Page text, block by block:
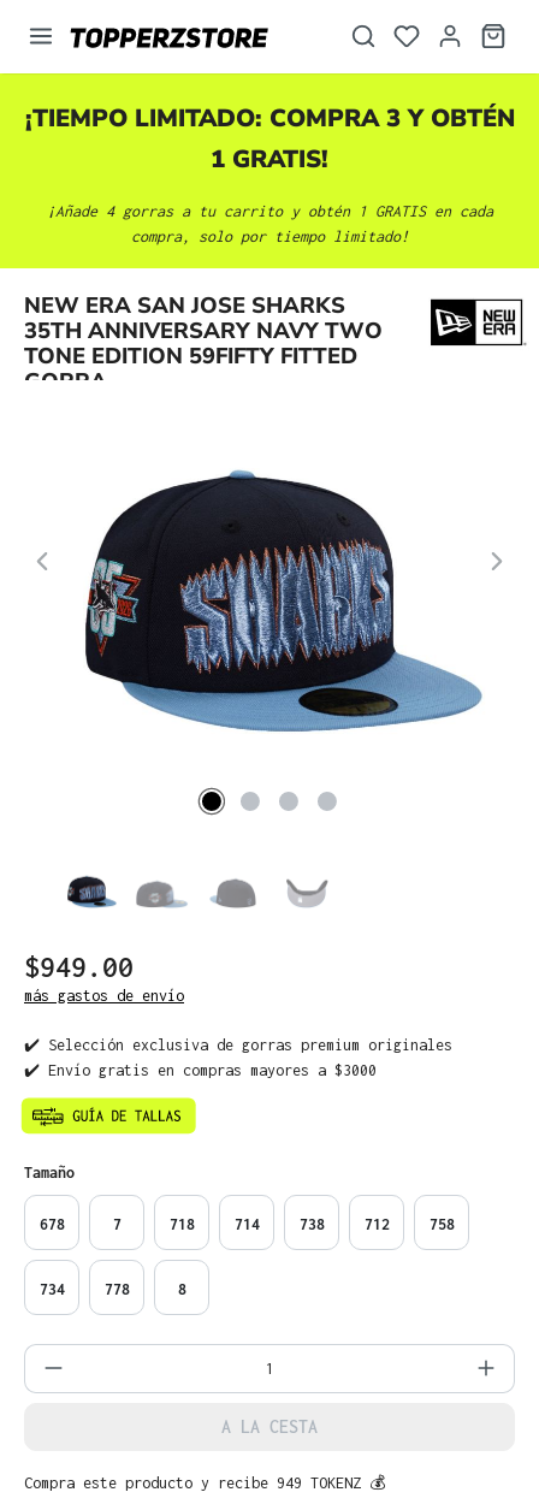
principal
¡TIEMPO LIMITADO: COMPRA 3 Y OBTÉN
1 GRATIS!
¡Añade 4 gorras a tu carrito y obtén 1 GRATIS en cada
compra, solo por tiempo limitado!
NEW ERA SAN JOSE SHARKS
35TH ANNIVERSARY NAVY TWO
TONE EDITION 59FIFTY FITTED
GORRA
Omitir galería de imágenes
$949.00
más gastos de envío
✔️ Selección exclusiva de gorras premium originales
✔️ Envío gratis en compras mayores a $3000
Seleccione
Tamaño
678 7 718 714 738 712 758
734 778 8
Cantidad del producto: introduce la
A LA CESTA
Compra este producto y recibe 949 TOKENZ 💰